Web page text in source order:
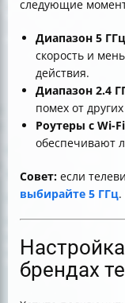
следующие
Диапазон 5 ГГц
скорость и
действия.
Диапазон 2.4
помех от
Роутеры с Wi-
обеспечивают
Совет: если
выбирайте 5 ГГц.
брендах